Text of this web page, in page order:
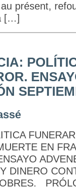
présent,
[…]
EN
DINERO